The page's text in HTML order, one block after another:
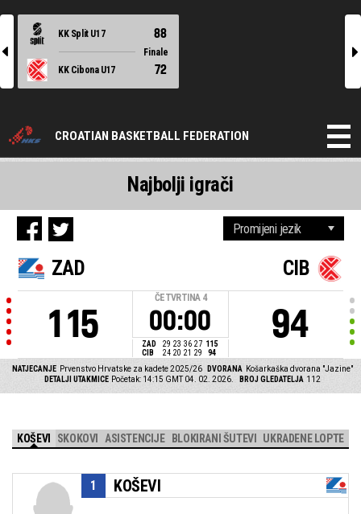
l
KK Split U17 88
Finale
KK Cibona U17
72
r
CROATIAN BASKETBALL FEDERATION
ZAD
115
ČETVRTINA 4
00:00
ZAD 29 23 36 27 115
CIB
24 20 21 29 94
CIB
94
NATJECANJE Prvenstvo Hrvatske za kadete 2025/26 DVORANA
Košarkaška dvorana "Jazine"
DETALJI UTAKMICE Početak: 14:15 GMT 04. 02. 2026. BROJ GLEDATELJA 112
Najbolji igrači
KOŠEVI SKOKOVI ASISTENCIJE BLOKIRANI ŠUTEVI UKRADENE LOPTE
KOŠEVI
1